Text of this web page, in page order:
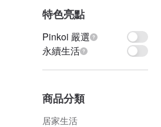
特色亮點
Pinkoi 嚴選
永續生活
商品分類
居家生活